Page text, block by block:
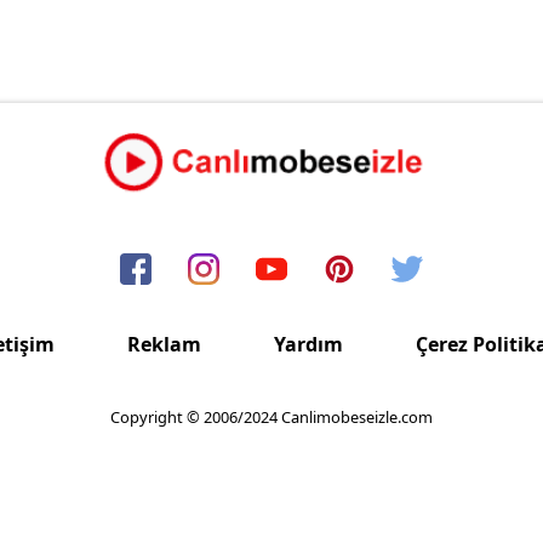
Reklam Yardım Çerez
Copyright © 2006/2024 Canlimobeseizle.com